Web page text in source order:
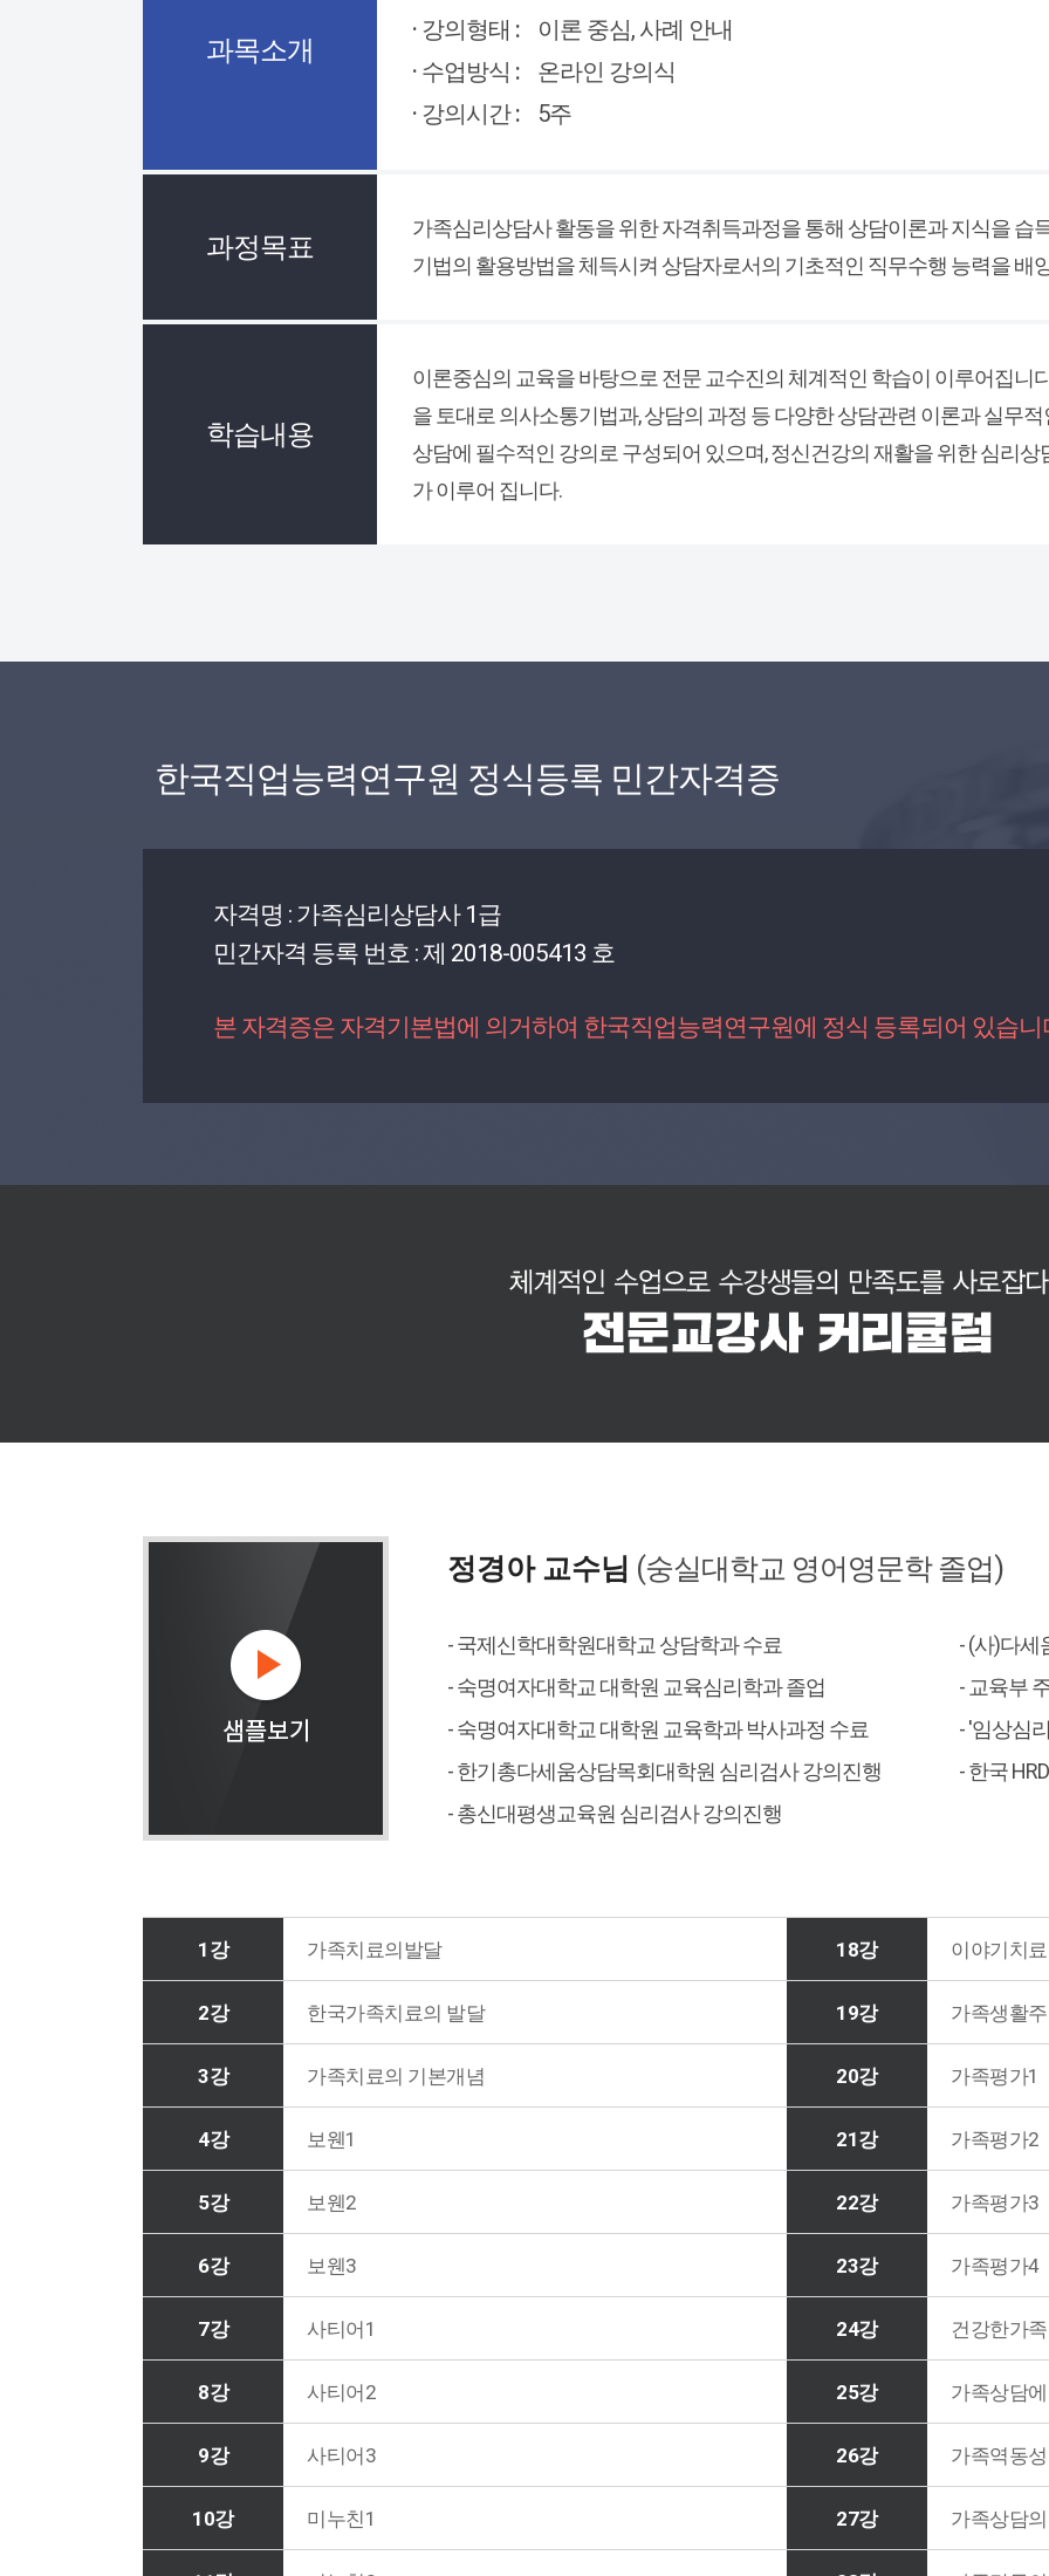
과목소개
· 강의형태 :
이론 중심, 사례 안내
· 수업방식 :
온라인 강의식
· 강의시간 :
5주
과정목표
가족심리상담사 활동을 위한 자격취득과정을 통해 상담이론과 지식을 습
기법의 활용방법을 체득시켜 상담자로서의 기초적인 직무수행 능력을 배
학습내용
이론중심의 교육을 바탕으로 전문 교수진의 체계적인 학습이 이루어집니
을 토대로 의사소통기법과, 상담의 과정 등 다양한 상담관련 이론과 실무
상담에 필수적인 강의로 구성되어 있으며, 정신건강의 재활을 위한 심리
가 이루어 집니다.
한국직업능력연구원 정식등록 민간자격증
자격명 : 가족심리상담사 1급
민간자격 등록 번호 : 제 2018-005413 호
본 자격증은 자격기본법에 의거하여 한국직업능력연구원에 정식 등록되어 있습니
정경아 교수님 (숭실대학교 영어영문학 졸업)
- 국제신학대학원대학교 상담학과 수료
- 숙명여자대학교 대학원 교육심리학과 졸업
- 숙명여자대학교 대학원 교육학과 박사과정 수료
- 한기총다세움상담목회대학원 심리검사 강의진행
- 총신대평생교육원 심리검사 강의진행
- (사)다세
- 교육부
- '임상심
- 한국
1강 가족치료의발달 18강 이야기치료
2강 한국가족치료의 발달 19강 가족생활
3강 가족치료의 기본개념 20강 가족평가1
4강 보웬1 21강 가족평가2
5강 보웬2 22강 가족평가3
6강 보웬3 23강 가족평가4
7강 사티어1 24강 건강한가족
8강 사티어2 25강 가족상담
9강 사티어3 26강 가족역동
10강 미누친1 27강 가족상담